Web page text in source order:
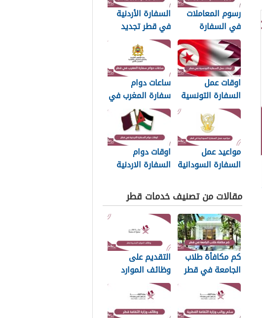
رسوم المعاملات
في السفارة
الأردنية قطر 2026
السفارة الأردنية
في قطر تجديد
جواز السفر 2026
اوقات عمل
السفارة التونسية
في قطر 2026
ساعات دوام
سفارة المغرب في
قطر 2025
مواعيد عمل
السفارة السودانية
اوقات دوام
السفارة الاردنية
مقالات من تصنيف خدمات قطر
كم مكافأة طلاب
الجامعة في قطر
2026
التقديم على
وظائف الموارد
البشرية قطر 2026